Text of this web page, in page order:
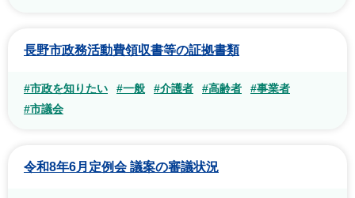
長野市政務活動費領収書等の証拠書類
#市政を知りたい #一般 #介護者 #高齢者
#事業者
#市議会
令和8年6月定例会 議案の審議状況